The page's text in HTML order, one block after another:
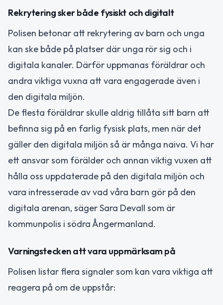
Rekrytering sker både fysiskt och digitalt
Polisen betonar att rekrytering av barn och unga
kan ske både på platser där unga rör sig och i
digitala kanaler. Därför uppmanas föräldrar och
andra viktiga vuxna att vara engagerade även i
den digitala miljön.
De flesta föräldrar skulle aldrig tillåta sitt barn att
befinna sig på en farlig fysisk plats, men när det
gäller den digitala miljön så är många naiva. Vi har
ett ansvar som förälder och annan viktig vuxen att
hålla oss uppdaterade på den digitala miljön och
vara intresserade av vad våra barn gör på den
digitala arenan, säger Sara Devall som är
kommunpolis i södra Ångermanland.
Varningstecken att vara uppmärksam på
Polisen listar flera signaler som kan vara viktiga att
reagera på om de uppstår: